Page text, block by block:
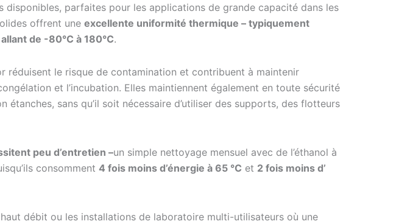
disponibles, parfaites pour les applications de grande capacité dans les
offrent une excellente uniformité thermique – typiquement
de -80°C à 180°C.
réduisent le risque de contamination et contribuent à maintenir
et l’incubation. Elles maintiennent également en toute sécurité
sans qu’il soit nécessaire d’utiliser des supports, des flotteurs
peu d’entretien –un simple nettoyage mensuel avec de l’éthanol à
consomment 4 fois moins d’énergie à 65 °C et 2 fois moins d’
débit ou les installations de laboratoire multi-utilisateurs où une